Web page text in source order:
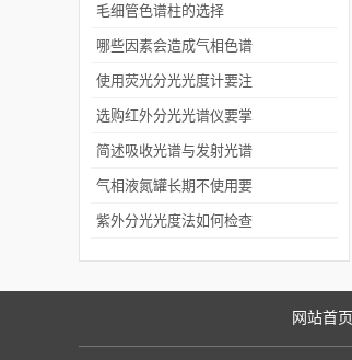
缝要注意哪些事项
毛细管色谱柱的选择
哪些因素会造成气相色谱
仪的分析结果产生误差
使用荧光分光光度计要注
意这几点操作
选购红外分光光谱仪要掌
握的知识有哪些
简述吸收光谱与发射光谱
之间的差异
气相液氮罐长期不使用要
做好保养工作
紫外分光光度法如何检查
网站首页